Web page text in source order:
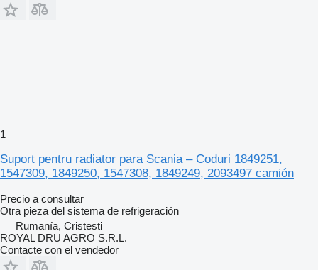
1
Suport pentru radiator para Scania – Coduri 1849251,
1547309, 1849250, 1547308, 1849249, 2093497 camión
Precio a consultar
Otra pieza del sistema de refrigeración
Rumanía, Cristesti
ROYAL DRU AGRO S.R.L.
Contacte con el vendedor